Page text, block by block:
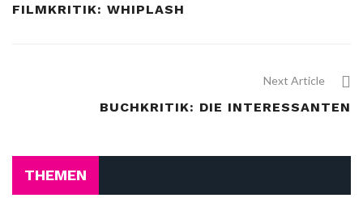
FILMKRITIK: WHIPLASH
Next Article
BUCHKRITIK: DIE INTERESSANTEN
THEMEN